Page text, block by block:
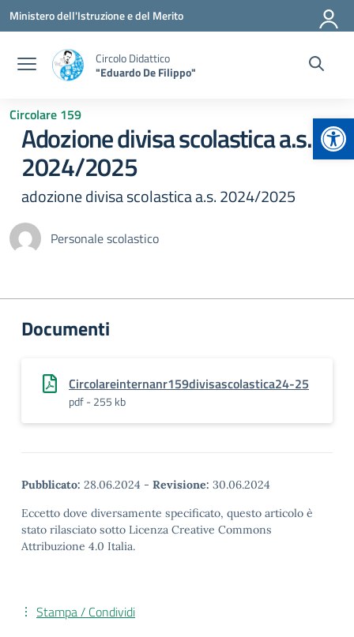
Vai ai contenuti
Vai al menu di navigazione
Vai al footer
Ministero dell'Istruzione e del Merito
Circolo Didattico
"Eduardo De Filippo"
Circolare 159
Adozione divisa scolastica a.s.
2024/2025
adozione divisa scolastica a.s. 2024/2025
Personale scolastico
Documenti
Circolareinternanr159divisascolastica24-25
pdf - 255 kb
Pubblicato: 28.06.2024 - Revisione: 30.06.2024
Eccetto dove diversamente specificato, questo articolo è
stato rilasciato sotto Licenza Creative Commons
Attribuzione 4.0 Italia.
Stampa / Condividi